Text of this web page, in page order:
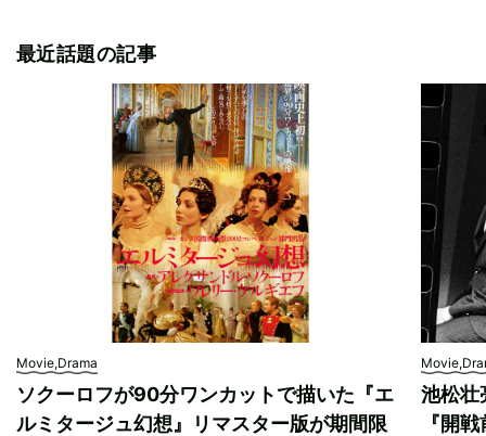
最近話題の記事
Movie,Drama
ソクーロフが90分ワンカットで描いた『エ
ルミタージュ幻想』リマスター版が期間限
池松壮
『開